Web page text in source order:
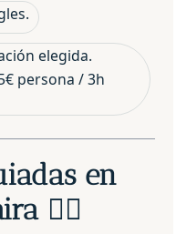
elegida.
persona / 3h
en
🚣‍♀️